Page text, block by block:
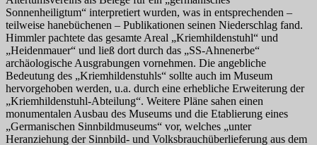
Sonnenheiligtum“ interpretiert wurden, was in entsprechenden –
teilweise hanebüchenen – Publikationen seinen Niederschlag fand.
Himmler pachtete das gesamte Areal „Kriemhildenstuhl“ und
„Heidenmauer“ und ließ dort durch das „SS-Ahnenerbe“
archäologische Ausgrabungen vornehmen. Die angebliche
Bedeutung des „Kriemhildenstuhls“ sollte auch im Museum
hervorgehoben werden, u.a. durch eine erhebliche Erweiterung der
„Kriemhildenstuhl-Abteilung“. Weitere Pläne sahen einen
monumentalen Ausbau des Museums und die Etablierung eines
„Germanischen Sinnbildmuseums“ vor, welches „unter
Heranziehung der Sinnbild- und Volksbrauchüberlieferung aus dem